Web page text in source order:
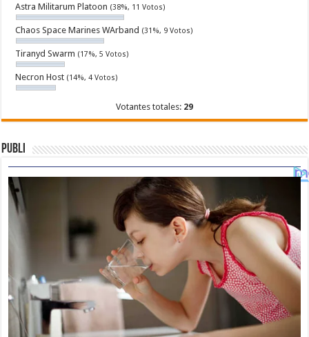
Astra Militarum Platoon (38%, 11 Votos)
Chaos Space Marines WArband (31%, 9 Votos)
Tiranyd Swarm (17%, 5 Votos)
Necron Host (14%, 4 Votos)
Votantes totales: 29
Publi